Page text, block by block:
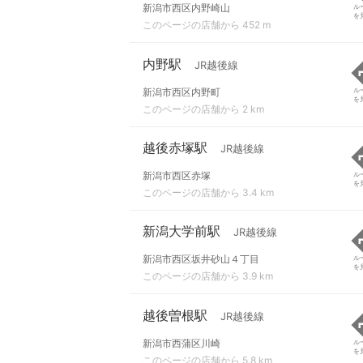
新潟市西区内野崎山
このページの店舗から 452 m
ル
を
内野駅 JR越後線
新潟市西区内野町
このページの店舗から 2 km
ル
を
越後赤塚駅 JR越後線
新潟市西区赤塚
このページの店舗から 3.4 km
ル
を
新潟大学前駅 JR越後線
新潟市西区坂井砂山４丁目
このページの店舗から 3.9 km
ル
を
越後曽根駅 JR越後線
新潟市西蒲区川崎
このページの店舗から 5.8 km
ル
を